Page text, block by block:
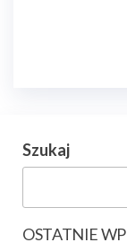
Szukaj
OSTATNIE